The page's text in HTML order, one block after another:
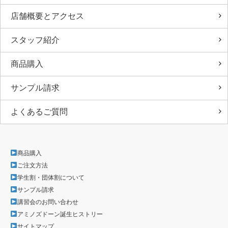
店舗概要とアクセス
スタッフ紹介
商品購入
サンプル請求
よくあるご質問
商品購入
ご注文方法
学生割・団体割について
サンプル請求
講習会のお問い合わせ
アミノズドーン誕生ヒストリー
サイトマップ